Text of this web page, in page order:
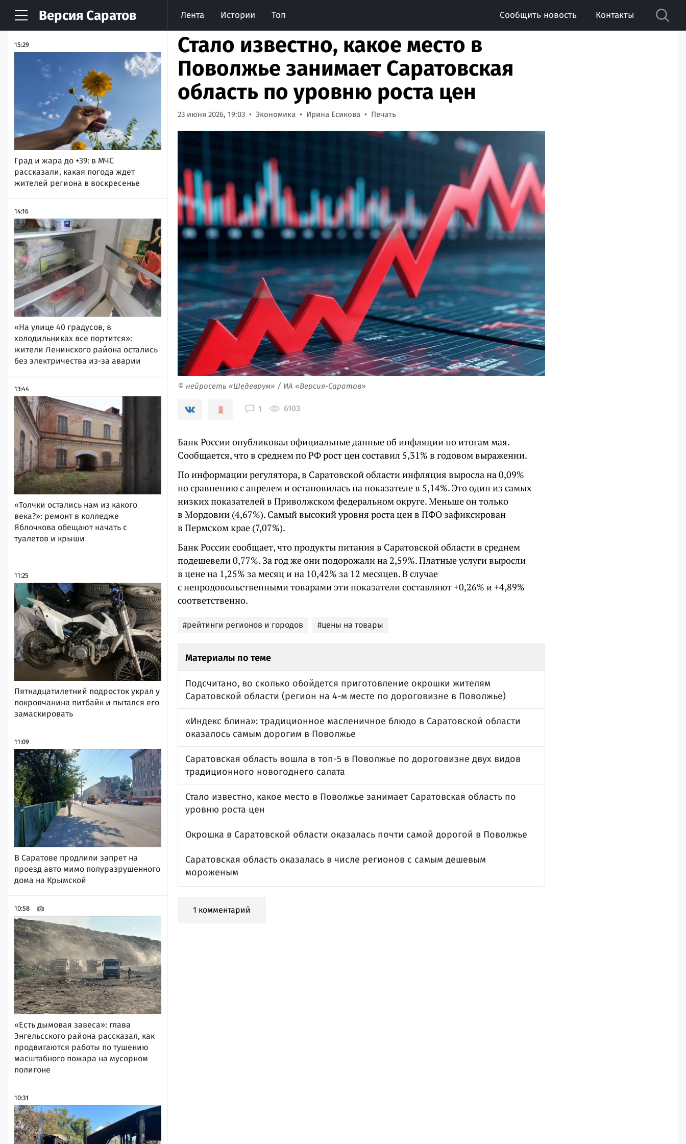
Версия Саратов Лента Истории Топ Сообщить новость Контакты
НОВОСТИ АРХИВ
15:29
Град и жара до +39: в МЧС
рассказали, какая погода ждет
жителей региона в воскресенье
14:16
«На улице 40 градусов, в
холодильниках все портится»:
жители Ленинского района остались
без электричества из-за аварии
13:44
«Толчки остались нам из какого
века?»: ремонт в колледже
Яблочкова обещают начать с
туалетов и крыши
11:25
Пятнадцатилетний подросток украл у
покровчанина питбайк и пытался его
замаскировать
11:09
В Саратове продлили запрет на
проезд авто мимо полуразрушенного
дома на Крымской
10:58
«Есть дымовая завеса»: глава
Энгельсского района рассказал, как
продвигаются работы по тушению
масштабного пожара на мусорном
полигоне
10:31
Стало известно, какое место в
Поволжье занимает Саратовская
область по уровню роста цен
23 июня 2026, 19:03 Экономика Ирина Есикова Печать
© нейросеть «Шедеврум» / ИА «Версия-Саратов»
1 6103
Банк России опубликовал официальные данные об инфляции по итогам мая.
Сообщается, что в среднем по РФ рост цен составил 5,31% в годовом выражении.
По информации регулятора, в Саратовской области инфляция выросла на 0,09%
по сравнению с апрелем и остановилась на показателе в 5,14%. Это один из самых
низких показателей в Приволжском федеральном округе. Меньше он только
в Мордовии (4,67%). Самый высокий уровня роста цен в ПФО зафиксирован
в Пермском крае (7,07%).
Банк России сообщает, что продукты питания в Саратовской области в среднем
подешевели 0,77%. За год же они подорожали на 2,59%. Платные услуги выросли
в цене на 1,25% за месяц и на 10,42% за 12 месяцев. В случае
с непродовольственными товарами эти показатели составляют +0,26% и +4,89%
соответственно.
#рейтинги регионов и городов #цены на товары
Материалы по теме
Подсчитано, во сколько обойдется приготовление окрошки жителям
Саратовской области (регион на 4-м месте по дороговизне в Поволжье)
«Индекс блина»: традиционное масленичное блюдо в Саратовской области
оказалось самым дорогим в Поволжье
Саратовская область вошла в топ-5 в Поволжье по дороговизне двух видов
традиционного новогоднего салата
Стало известно, какое место в Поволжье занимает Саратовская область по
уровню роста цен
Окрошка в Саратовской области оказалась почти самой дорогой в Поволжье
Саратовская область оказалась в числе регионов с самым дешевым
мороженым
1 комментарий